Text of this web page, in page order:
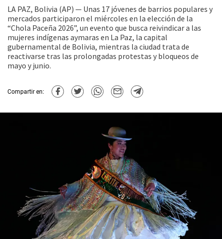
LA PAZ, Bolivia (AP) — Unas 17 jóvenes de barrios populares y
mercados participaron el miércoles en la elección de la
“Chola Paceña 2026”, un evento que busca reivindicar a las
mujeres indígenas aymaras en La Paz, la capital
gubernamental de Bolivia, mientras la ciudad trata de
reactivarse tras las prolongadas protestas y bloqueos de
mayo y junio.
Compartir en: